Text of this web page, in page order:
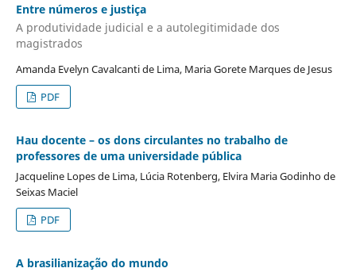
Entre números e justiça
A produtividade judicial e a autolegitimidade dos
magistrados
Amanda Evelyn Cavalcanti de Lima, Maria Gorete Marques de Jesus
PDF
Hau docente – os dons circulantes no trabalho de
professores de uma universidade pública
Jacqueline Lopes de Lima, Lúcia Rotenberg, Elvira Maria Godinho de
Seixas Maciel
PDF
A brasilianização do mundo